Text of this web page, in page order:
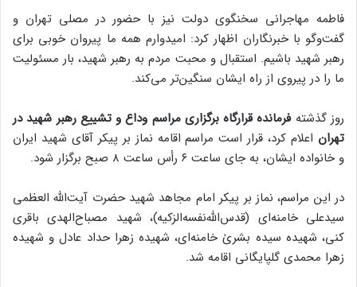
فاطمه مهاجرانی سخنگوی دولت نیز با حضور در مصلی تهران و
گفت‌وگو با خبرنگاران اظهار کرد: امیدوارم همه ما پیروان خوبی برای
رهبر شهید باشیم. استقبال و محبت مردم به رهبر شهید، بار مسئولیت
ما را در پیروی از راه ایشان سنگین‌تر می‌کند.
روز گذشتهفرمانده قرارگاه برگزاری مراسم وداع و تشییع رهبر شهید در
تهران اعلام کرد، قرار است مراسم اقامه نماز بر پیکر آقای شهید ایران
و خانواده ایشان، به جای ساعت ۶ رأس ساعت ۸ صبح برگزار شود.
در این مراسم، نماز بر پیکر امام مجاهد شهید حضرت آیت‌الله العظمی
سیدعلی خامنه‌ای (قدس‌الله‌نفسه‌الزکیه)، شهید مصباح‌الهدی باقری
کنی، شهیده سیده بشریٰ خامنه‌ای، شهیده زهرا حداد عادل و شهیده
زهرا محمدی گلپایگانی اقامه شد.